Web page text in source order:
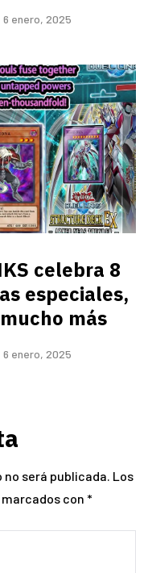
6 enero, 2025
celebra 8
especiales,
más
6 enero, 2025
será publicada. Los
con *